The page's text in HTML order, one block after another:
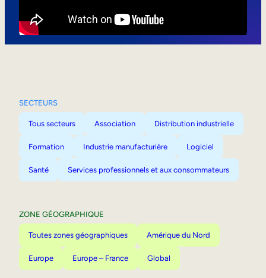
SECTEURS
Tous secteurs Association Distribution industrielle
Formation Industrie manufacturière Logiciel
Santé Services professionnels et aux consommateurs
ZONE GÉOGRAPHIQUE
Toutes zones géographiques Amérique du Nord
Europe Europe – France Global